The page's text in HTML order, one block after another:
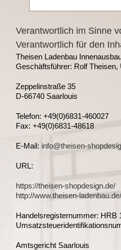
Verantwortlich im Sinne
Verantwortlich für den
Theisen Ladenbau
Geschäftsführer: Rolf Theisen,
Zeppelinstraße 35
D-66740 Saarlouis
Telefon: +49(0)6831-460027
Fax: +49(0)6831-48618
E-Mail: info@theisen-
URL:
https://theisen-shopdesign.de/
http://www.theisen-ladenbau.de/
Handelsregisternummer: HRB
Amtsgericht Saarlouis